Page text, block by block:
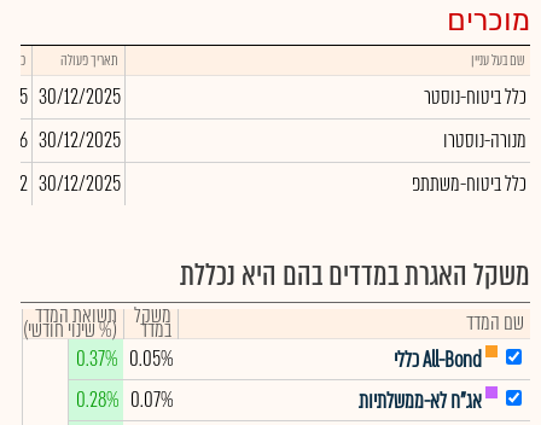
מוכרים
שם בעל עניין תאריך פעולה כמות
כלל ביטוח-נוסטר 30/12/2025
מנורה-נוסטרו
30/12/2025
כלל ביטוח-משתתפ
30/12/2025
משקל האגרת במדדים בהם היא נכללת
שם המדד משקל
במדד תשואת המדד
(% שינוי חודשי)
All-Bond כללי
0.05%
0.37%
אג"ח לא-ממשלתיות
0.07%
0.28%